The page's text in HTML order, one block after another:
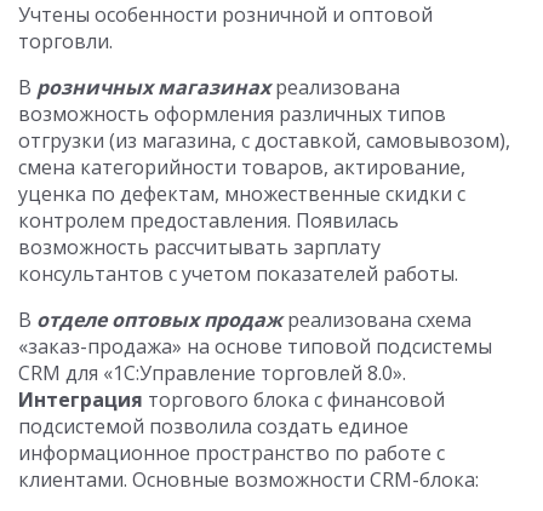
Учтены особенности розничной и оптовой
торговли.
В розничных магазинахреализована
возможность оформления различных типов
отгрузки (из магазина, с доставкой, самовывозом),
смена категорийности товаров, актирование,
уценка по дефектам, множественные скидки с
контролем предоставления. Появилась
возможность рассчитывать зарплату
консультантов с учетом показателей работы.
В отделе оптовых продажреализована схема
«заказ-продажа» на основе типовой подсистемы
CRM для «1С:Управление торговлей 8.0».
Интеграция торгового блока с финансовой
подсистемой позволила создать единое
информационное пространство по работе с
клиентами. Основные возможности CRM-блока: